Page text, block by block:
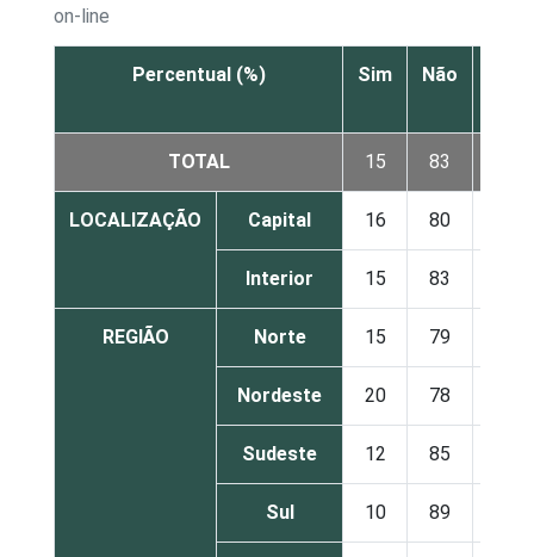
on-line
Percentual (%) Sim Não
TOTAL 15 83
LOCALIZAÇÃO Capital 16 80
Interior 15 83
REGIÃO Norte 15 79
Nordeste 20 78
Sudeste 12 85
Sul 10 89